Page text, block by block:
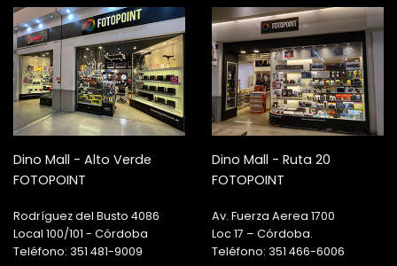
Dino Mall - Alto Verde
FOTOPOINT
Rodríguez del Busto 4086
Local 100/101 - Córdoba
Teléfono: 351 481-9009
Dino Mall - Ruta 20
FOTOPOINT
Av. Fuerza Aerea 1700
Loc 17 – Córdoba.
Teléfono: 351 466-6006